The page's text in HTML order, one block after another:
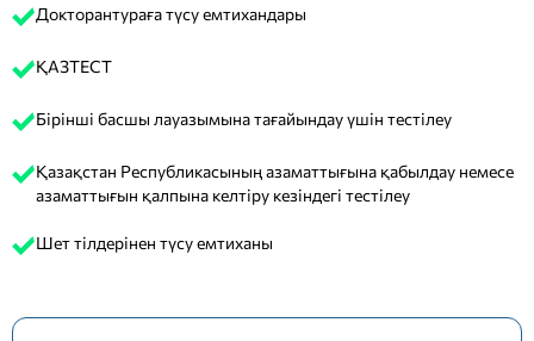
Докторантураға түсу емтихандары
ҚАЗТЕСТ
Бірінші басшы лауазымына тағайындау үшін тестілеу
Қазақстан Республикасының азаматтығына қабылдау немесе
азаматтығын қалпына келтіру кезіндегі тестілеу
Шет тілдерінен түсу емтиханы